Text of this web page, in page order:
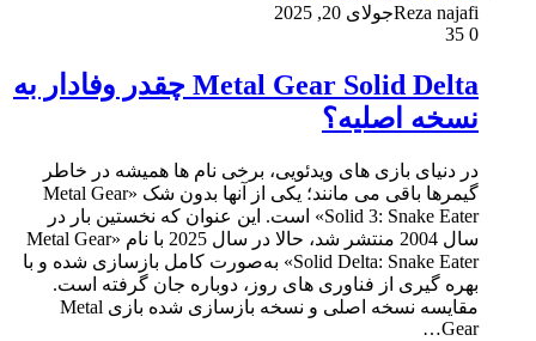
Reza najafiجولای 20, 2025
0
Metal Gear Solid Delta چقدر وفادار به
نسخه اصلیه؟
در دنیای بازی های ویدئویی، برخی نام ها همیشه در خاطر
گیمرها باقی می مانند؛ یکی از آنها بدون شک «Metal Gear
Solid 3: Snake Eater» است. این عنوان که نخستین بار در
سال 2004 منتشر شد، حالا در سال 2025 با نام «Metal Gear
Solid Delta: Snake Eater» به‌صورت کامل بازسازی شده و با
بهره گیری از فناوری های روز، دوباره جان گرفته است.
مقایسه نسخه اصلی و نسخه بازسازی شده بازی Metal
Gear…